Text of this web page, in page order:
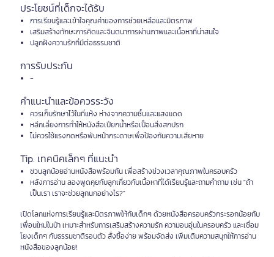
ประโยชน์ที่เด็กจะได้รับ
การเรียนรู้และเข้าใจคุณค่าของการช่วยเหลือและมิตรภาพ
เสริมสร้างทักษะการคิดและจินตนาการผ่านภาพและเนื้อหาที่น่าสนใจ
ปลูกฝังความรักที่มีต่อธรรมชาติ
การรับประกัน
-
คำแนะนำและข้อควรระวัง
ควรเก็บรักษาไว้ในที่แห้ง ห่างจากความชื้นและแสงแดด
หลีกเลี่ยงการทำให้หนังสือเปียกน้ำหรือเปื้อนสิ่งสกปรก
ไม่ควรใช้แรงกดหรือพับหน้ากระดาษเพื่อป้องกันความเสียหาย
Tip. เทคนิคเล็กๆ ที่แนะนำ
ชวนลูกน้อยอ่านหนังสือพร้อมกัน เพื่อสร้างช่วงเวลาคุณภาพในครอบครัว
หลังการอ่าน ลองพูดคุยกับลูกเกี่ยวกับเนื้อหาที่ได้เรียนรู้และถามคำถาม เช่น "ถ้า
เป็นเรา เราจะช่วยลูกนกอย่างไร?"
เปิดโลกแห่งการเรียนรู้และมิตรภาพให้กับเด็กๆ ด้วยหนังสือครอบครัวกระรอกน้อยกับ
เพื่อนใหม่ในป่า เหมาะสำหรับการเสริมสร้างความรัก ความอบอุ่นในครอบครัว และเชื่อม
โยงเด็กๆ กับธรรมชาติรอบตัว สั่งซื้อง่าย พร้อมจัดส่ง เพิ่มเติมความสนุกให้การอ่าน
หนังสือของลูกน้อย!